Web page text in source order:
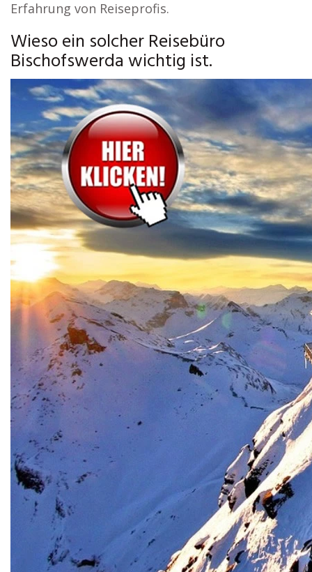
Erfahrung von Reiseprofis.
Wieso ein solcher Reisebüro
Bischofswerda wichtig ist.